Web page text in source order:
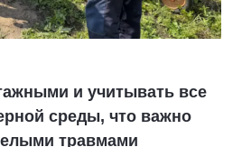
и учитывать все
среды, что важно
травмами